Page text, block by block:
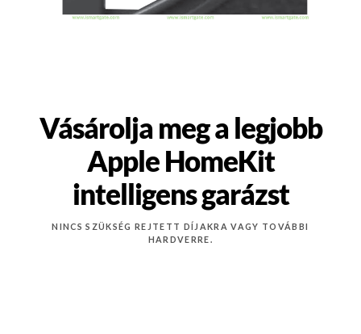
Vásárolja meg a legjobb
Apple HomeKit
intelligens garázst
NINCS SZÜKSÉG REJTETT DÍJAKRA VAGY TOVÁBBI
HARDVERRE.